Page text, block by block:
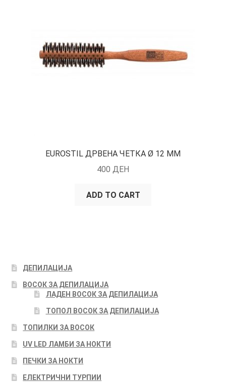
EUROSTIL ДРВЕНА ЧЕТКА Ø 12 ММ
400 ДЕН
ADD TO CART
ДЕПИЛАЦИЈА
ВОСОК ЗА ДЕПИЛАЦИЈА
ЛАДЕН ВОСОК ЗА ДЕПИЛАЦИЈА
ТОПОЛ ВОСОК ЗА ДЕПИЛАЦИЈА
ТОПИЛКИ ЗА ВОСОК
UV LED ЛАМБИ ЗА НОКТИ
ПЕЧКИ ЗА НОКТИ
ЕЛЕКТРИЧНИ ТУРПИИ